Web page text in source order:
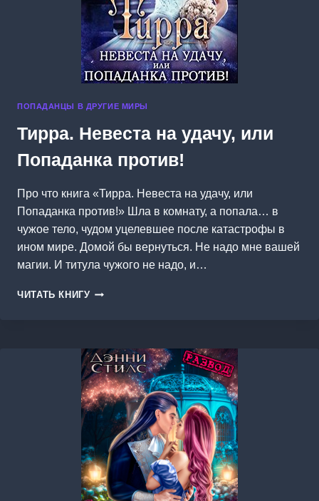
ПОПАДАНЦЫ В ДРУГИЕ МИРЫ
Тирра. Невеста на удачу, или
Попаданка против!
Про что книга «Тирра. Невеста на удачу, или
Попаданка против!» Шла в комнату, а попала… в
чужое тело, чудом уцелевшее после катастрофы в
ином мире. Домой бы вернуться. Не надо мне вашей
магии. И титула чужого не надо, и…
ЧИТАТЬ КНИГУ ТИРРА.
ИЛИ
ПОПАДАНКА
ПРОТИВ!